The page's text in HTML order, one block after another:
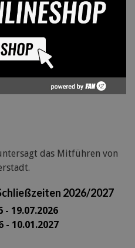
das Mitführen von
2026/2027
- 19.07.2026
10.01.2027